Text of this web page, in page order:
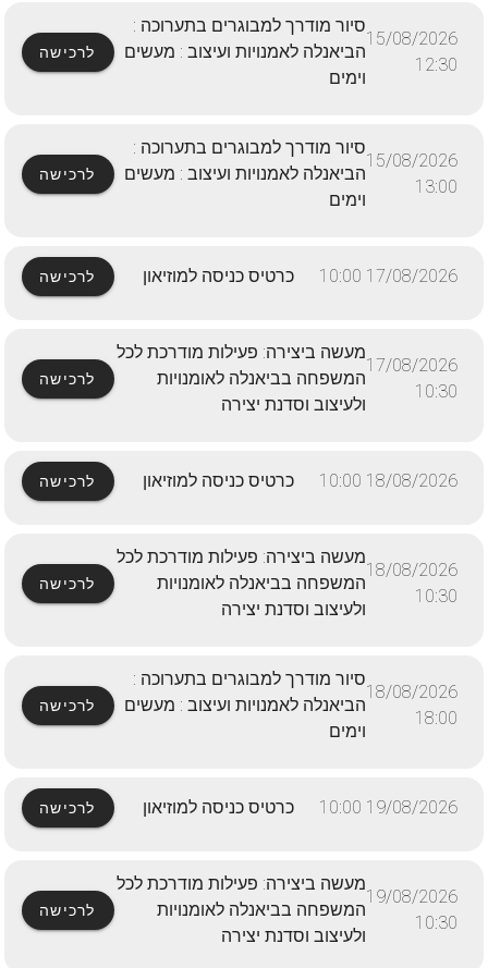
15/08/2026
12:30
סיור מודרך למבוגרים בתערוכה :
הביאנלה לאמנויות ועיצוב : מעשים
וימים
לרכישה
15/08/2026
13:00
סיור מודרך למבוגרים בתערוכה :
הביאנלה לאמנויות ועיצוב : מעשים
וימים
לרכישה
17/08/2026 10:00 כרטיס כניסה למוזיאון לרכישה
17/08/2026
10:30
מעשה ביצירה: פעילות מודרכת לכל
המשפחה בביאנלה לאומנויות
ולעיצוב וסדנת יצירה
לרכישה
18/08/2026 10:00 כרטיס כניסה למוזיאון לרכישה
18/08/2026
10:30
מעשה ביצירה: פעילות מודרכת לכל
המשפחה בביאנלה לאומנויות
ולעיצוב וסדנת יצירה
לרכישה
18/08/2026
18:00
סיור מודרך למבוגרים בתערוכה :
הביאנלה לאמנויות ועיצוב : מעשים
וימים
לרכישה
19/08/2026 10:00 כרטיס כניסה למוזיאון לרכישה
19/08/2026
10:30
מעשה ביצירה: פעילות מודרכת לכל
המשפחה בביאנלה לאומנויות
ולעיצוב וסדנת יצירה
לרכישה